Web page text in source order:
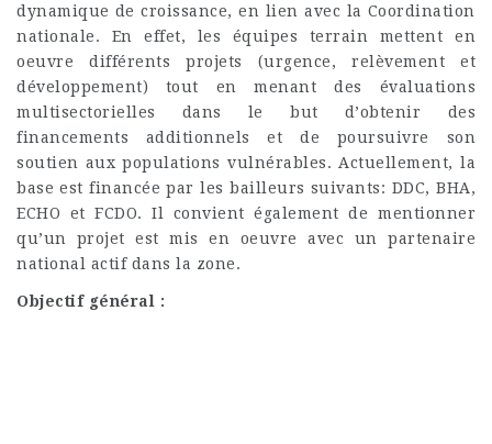
dynamique de croissance, en lien avec la Coordination
nationale. En effet, les équipes terrain mettent en
oeuvre différents projets (urgence, relèvement et
développement) tout en menant des évaluations
multisectorielles dans le but d’obtenir des
financements additionnels et de poursuivre son
soutien aux populations vulnérables. Actuellement, la
base est financée par les bailleurs suivants: DDC, BHA,
ECHO et FCDO. Il convient également de mentionner
qu’un projet est mis en oeuvre avec un partenaire
national actif dans la zone.
Objectif général :